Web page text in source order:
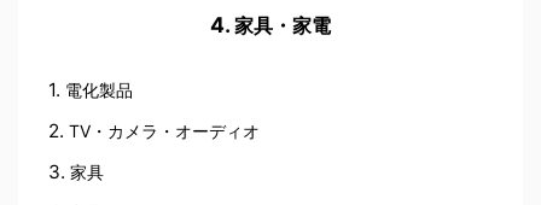
家具・家電
電化製品
TV・カメラ・オーディオ
家具